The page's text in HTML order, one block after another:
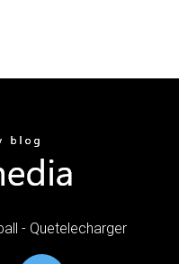
- Quetelecharger